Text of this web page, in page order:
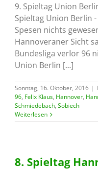
9. Spieltag Union
Spieltag Union Berlin
Spesen nichts
Hannoveraner Sicht
Bundesliga verlor 96
Union Berlin [...]
Sonntag, 16. Oktober, 2016 |
96, Felix Klaus, Hannover,
Schmiedebach, Sobiech
Weiterlesen
8. Spieltag